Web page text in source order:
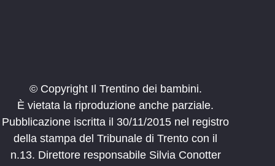
© Copyright Il Trentino dei bambini.
È vietata la riproduzione anche parziale.
Pubblicazione iscritta il 30/11/2015 nel registro
della stampa del Tribunale di Trento con il
n.13. Direttore responsabile Silvia Conotter